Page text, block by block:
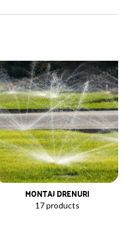
MONTAJ DRENURI
17 products